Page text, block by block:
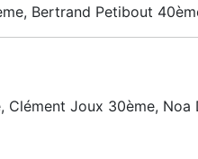
Bertrand Petibout
Joux 30ème,